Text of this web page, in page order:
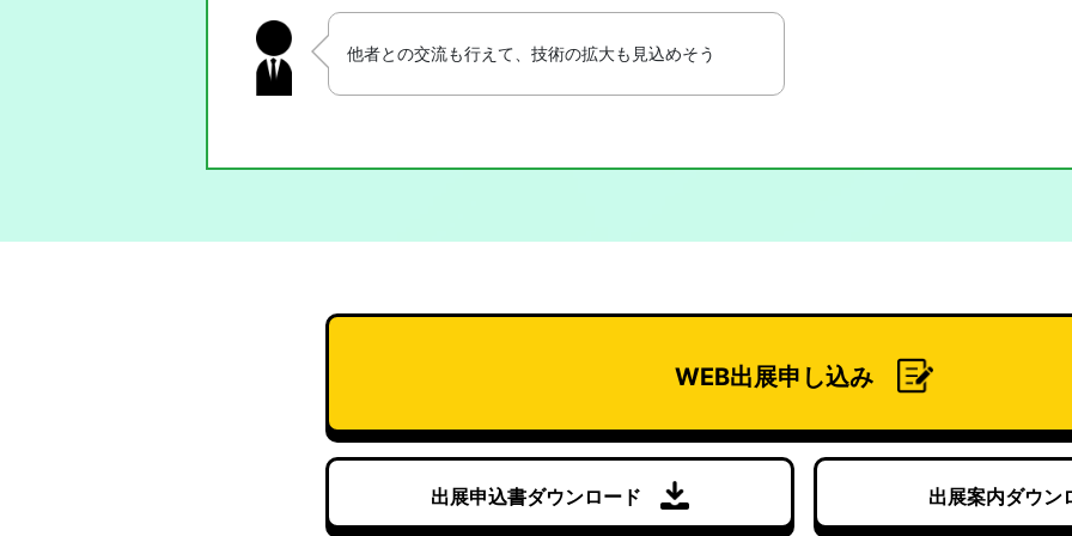
他者との交流も行えて、技術の拡大も見込めそう
WEB出展申し込み
出展申込書ダウンロード 出展案内ダウ